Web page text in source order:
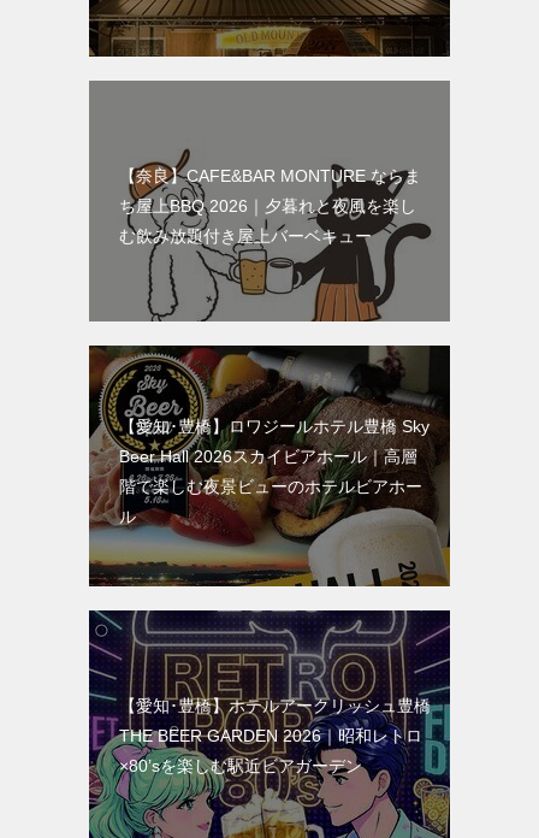
【奈良】CAFE&BAR MONTURE ならま
ち屋上BBQ 2026｜夕暮れと夜風を楽し
む飲み放題付き屋上バーベキュー
【愛知･豊橋】ロワジールホテル豊橋 Sky
Beer Hall 2026スカイビアホール｜高層
階で楽しむ夜景ビューのホテルビアホー
ル
【愛知･豊橋】ホテルアークリッシュ豊橋
THE BEER GARDEN 2026｜昭和レトロ
×80’sを楽しむ駅近ビアガーデン